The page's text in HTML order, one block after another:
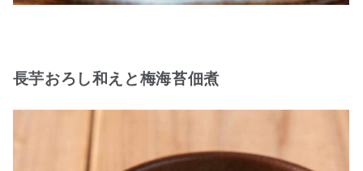
長芋おろし和えと梅海苔佃煮